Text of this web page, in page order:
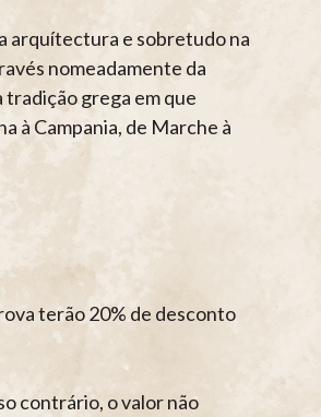
arquítectura e sobretudo na
nomeadamente da
grega em que
à Campania, de Marche à
terão 20% de desconto
contrário, o valor não